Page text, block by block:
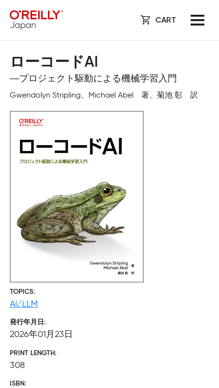
CART
ローコードAI
―プロジェクト駆動による機械学習入門
Gwendolyn Stripling、Michael Abel 著、菊池 彰 訳
TOPICS
AI/LLM
発行年月日
2026年01月23日
PRINT LENGTH
308
ISBN